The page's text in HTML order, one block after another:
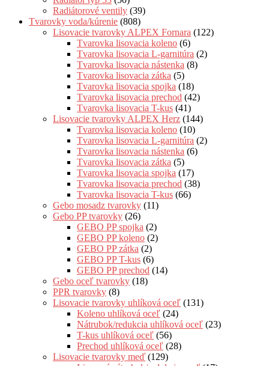
Radiátorové ventily (39)
Tvarovky voda/kúrenie (808)
Lisovacie tvarovky ALPEX Fornara (122)
Tvarovka lisovacia koleno (6)
Tvarovka lisovacia L-garnitúra (2)
Tvarovka lisovacia nástenka (8)
Tvarovka lisovacia zátka (5)
Tvarovka lisovacia spojka (18)
Tvarovka lisovacia prechod (42)
Tvarovka lisovacia T-kus (41)
Lisovacie tvarovky ALPEX Herz (144)
Tvarovka lisovacia koleno (10)
Tvarovka lisovacia L-garnitúra (2)
Tvarovka lisovacia nástenka (6)
Tvarovka lisovacia zátka (5)
Tvarovka lisovacia spojka (17)
Tvarovka lisovacia prechod (38)
Tvarovka lisovacia T-kus (66)
Gebo mosadz tvarovky (11)
Gebo PP tvarovky (26)
GEBO PP spojka (2)
GEBO PP koleno (2)
GEBO PP zátka (2)
GEBO PP T-kus (6)
GEBO PP prechod (14)
Gebo oceľ tvarovky (18)
PPR tvarovky (8)
Lisovacie tvarovky uhlíková oceľ (131)
Koleno uhlíková oceľ (24)
Nátrubok/redukcia uhlíková oceľ (23)
T-kus uhlíková oceľ (56)
Prechod uhlíková oceľ (28)
Lisovacie tvarovky meď (129)